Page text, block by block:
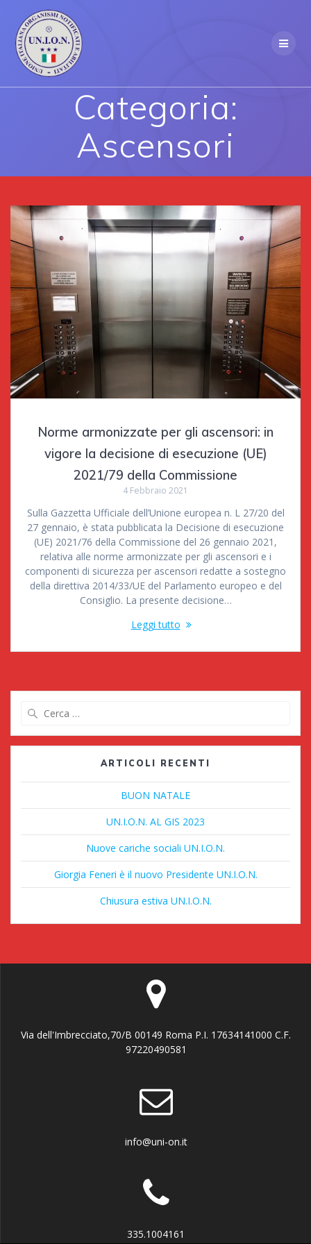
Categoria:
Ascensori
Norme armonizzate per gli ascensori: in
vigore la decisione di esecuzione (UE)
2021/79 della Commissione
4 Febbraio 2021
Sulla Gazzetta Ufficiale dell’Unione europea n. L 27/20 del
27 gennaio, è stata pubblicata la Decisione di esecuzione
(UE) 2021/76 della Commissione del 26 gennaio 2021,
relativa alle norme armonizzate per gli ascensori e i
componenti di sicurezza per ascensori redatte a sostegno
della direttiva 2014/33/UE del Parlamento europeo e del
Consiglio. La presente decisione…
Leggi tutto
ARTICOLI RECENTI
BUON NATALE
UN.I.O.N. AL GIS 2023
Nuove cariche sociali UN.I.O.N.
Giorgia Feneri è il nuovo Presidente UN.I.O.N.
Chiusura estiva UN.I.O.N.
Via dell'Imbrecciato,70/B 00149 Roma P.I. 17634141000 C.F.
97220490581
info@uni-on.it
335.1004161